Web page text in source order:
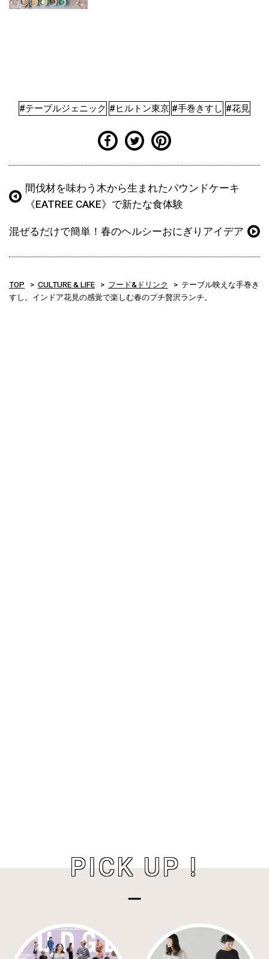
#テーブルジェニック #ヒルトン東京 #手巻きすし #花見
間伐材を味わう木から生まれたパウンドケーキ
《EATREE CAKE》で新たな食体験
混ぜるだけで簡単！春のヘルシーおにぎりアイデア
TOP CULTURE & LIFE フード&ドリンク
テーブル映えな手巻き
すし。インドア花見の感覚で楽しむ春のプチ贅沢ランチ。
PICK UP !